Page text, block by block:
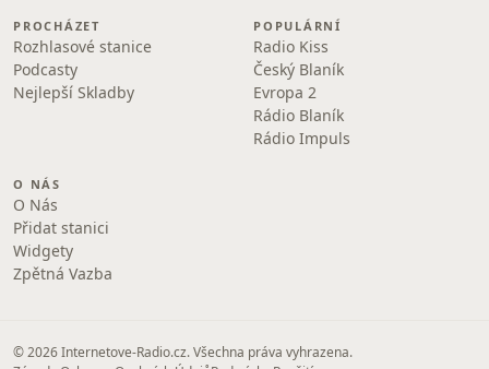
PROCHÁZET
Rozhlasové stanice
Podcasty
Nejlepší Skladby
POPULÁRNÍ
Radio Kiss
Český Blaník
Evropa 2
Rádio Blaník
Rádio Impuls
O NÁS
O Nás
Přidat stanici
Widgety
Zpětná Vazba
© 2026 Internetove-Radio.cz. Všechna práva vyhrazena.